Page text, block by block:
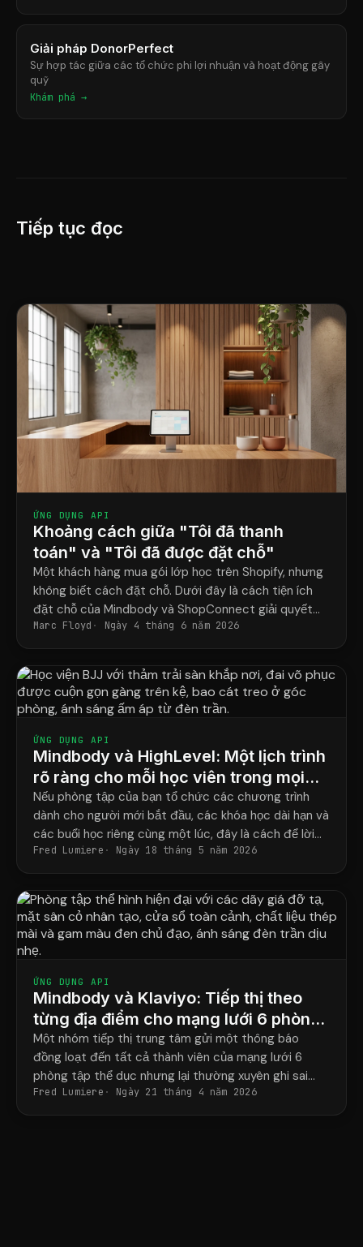
Giải pháp DonorPerfect
Sự hợp tác giữa các tổ chức phi lợi nhuận và hoạt động gây
quỹ
Khám phá →
Tiếp tục đọc
ỨNG DỤNG API
Khoảng cách giữa "Tôi đã thanh
toán" và "Tôi đã được đặt chỗ"
Một khách hàng mua gói lớp học trên Shopify, nhưng
không biết cách đặt chỗ. Dưới đây là cách tiện ích
đặt chỗ của Mindbody và ShopConnect giải quyết
vấn đề đó một cách triệt để.
Marc Floyd Ngày 4 tháng 6 năm 2026
ỨNG DỤNG API
Mindbody và HighLevel: Một lịch trình
rõ ràng cho mỗi học viên trong mọi
chương trình.
Nếu phòng tập của bạn tổ chức các chương trình
dành cho người mới bắt đầu, các khóa học dài hạn và
các buổi học riêng cùng một lúc, đây là cách để lời
nhắc của bạn cuối cùng khớp với lịch học thực tế của
từng học viên.
Fred Lumiere Ngày 18 tháng 5 năm 2026
ỨNG DỤNG API
Mindbody và Klaviyo: Tiếp thị theo
từng địa điểm cho mạng lưới 6 phòng
tập thể hình.
Một nhóm tiếp thị trung tâm gửi một thông báo
đồng loạt đến tất cả thành viên của mạng lưới 6
phòng tập thể dục nhưng lại thường xuyên ghi sai
tên huấn luyện viên và địa chỉ phòng tập đến một
nửa số lần.
Fred Lumiere Ngày 21 tháng 4 năm 2026